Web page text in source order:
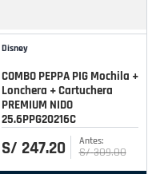
Disney
COMBO PEPPA PIG Mochila +
Lonchera + Cartuchera
PREMIUM NIDO
25.6PPG20216C
S/ 247.20 S/ 309.00